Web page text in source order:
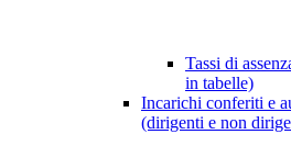
Tassi di
in tabelle)
Incarichi conferiti e
(dirigenti e non